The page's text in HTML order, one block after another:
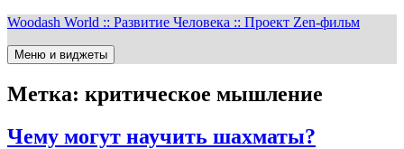
Перейти
содержимому
Woodash World :: Развитие Человека :: Проект Zen-фильм
Меню и виджеты
Метка: критическое мышление
Чему могут научить шахматы?